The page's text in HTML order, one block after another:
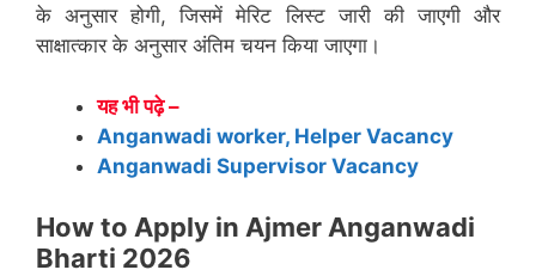
के अनुसार होगी, जिसमें मेरिट लिस्ट जारी की जाएगी और
साक्षात्कार के अनुसार अंतिम चयन किया जाएगा।
यह भी पढ़े –
Anganwadi worker, Helper Vacancy
Anganwadi Supervisor Vacancy
How to Apply in Ajmer Anganwadi
Bharti 2026